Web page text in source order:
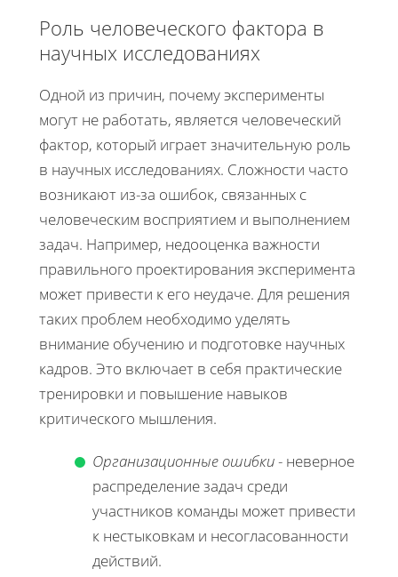
Роль человеческого фактора в
научных исследованиях
Одной из причин, почему эксперименты
могут не работать, является человеческий
фактор, который играет значительную роль
в научных исследованиях. Сложности часто
возникают из-за ошибок, связанных с
человеческим восприятием и выполнением
задач. Например, недооценка важности
правильного проектирования эксперимента
может привести к его неудаче. Для решения
таких проблем необходимо уделять
внимание обучению и подготовке научных
кадров. Это включает в себя практические
тренировки и повышение навыков
критического мышления.
Организационные ошибки- неверное
распределение задач среди
участников команды может привести
к нестыковкам и несогласованности
действий.